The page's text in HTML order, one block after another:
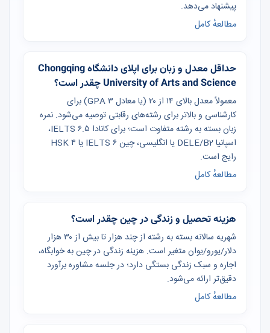
پیشنهاد می‌دهد.
مطالعهٔ کامل
حداقل معدل و زبان برای اپلای دانشگاه Chongqing
University of Arts and Science چقدر است؟
معمولاً معدل بالای ۱۴ از ۲۰ (یا معادل GPA ۳) برای
کارشناسی و بالاتر برای رشته‌های رقابتی توصیه می‌شود. نمره
زبان بسته به رشته متفاوت است؛ برای کانادا IELTS ۶.۵،
اسپانیا DELE/B2 یا انگلیسی، چین IELTS ۶ یا HSK ۴
رایج است.
مطالعهٔ کامل
هزینه تحصیل و زندگی در چین چقدر است؟
شهریه سالانه بسته به رشته از چند هزار تا بیش از ۳۰ هزار
دلار/یورو/یوان متغیر است. هزینه زندگی در چین به خوابگاه،
اجاره و سبک زندگی بستگی دارد؛ در جلسه مشاوره برآورد
دقیق‌تر ارائه می‌شود.
مطالعهٔ کامل